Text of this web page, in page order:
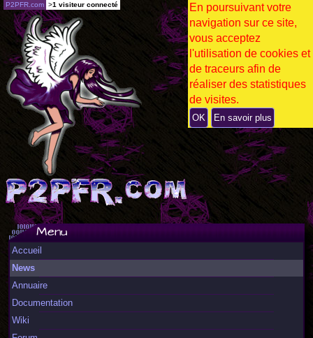
Menu
Accueil
News
Annuaire
Documentation
Wiki
P2PFR.com >1 visiteur connecté
En poursuivant votre
navigation sur ce site,
vous acceptez
l'utilisation de cookies et
de traceurs afin de
réaliser des statistiques
de visites.
OK En savoir plus